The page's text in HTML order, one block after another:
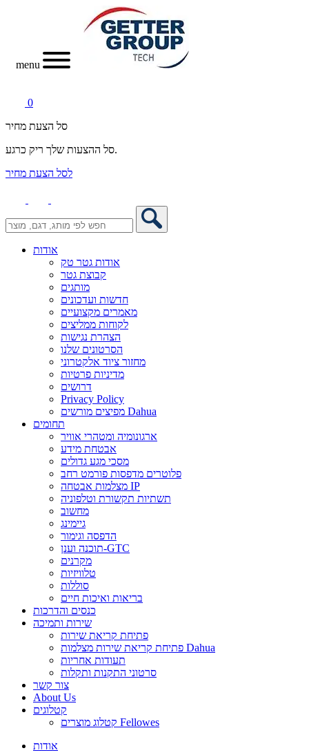
menu
0
סל הצעת מחיר
סל ההצעות שלך ריק כרגע.
לסל הצעת מחיר
אודות
אודות גטר טק
קבוצת גטר
מותגים
חדשות ועדכונים
מאמרים מקצועיים
לקוחות ממליצים
הצהרת נגישות
הסרטונים שלנו
מחזור ציוד אלקטרוני
מדיניות פרטיות
דרושים
Privacy Policy
מפיצים מורשים Dahua
תחומים
ארגונומיה ומטהרי אוויר
אבטחת מידע
מסכי מגע גדולים
פלוטרים מדפסות פורמט רחב
מצלמות אבטחה IP
תשתיות תקשורת וטלפוניה
מחשוב
גיימינג
הדפסה וגימור
תוכנה וענן-GTC
מקרנים
טלוויזיות
סוללות
בריאות ואיכות חיים
כנסים והדרכות
שירות ותמיכה
פתיחת קריאת שירות
פתיחת קריאת שירות מצלמות Dahua
תעודות אחריות
סרטוני התקנות ותקלות
צור קשר
About Us
קטלוגים
קטלוג מוצרים Fellowes
אודות